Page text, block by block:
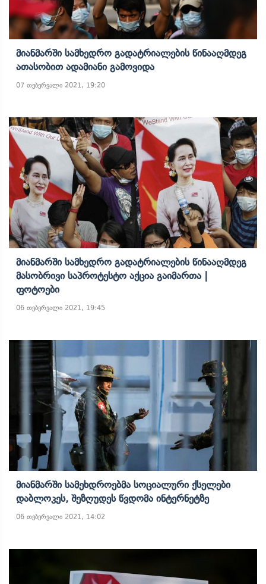
Მიანმარში Სამხედრო Გადატრიალების Წინააღმდეგ
Ათასობით Ადამიანი Გამოვიდა
07 თებერვალი 2021, 19:20
Მიანმარში Სამხედრო Გადატრიალების Წინააღმდეგ
Მასობრივი Საპროტესტო Აქცია Გაიმართა |
Ფოტოები
06 თებერვალი 2021, 19:45
Მიანმარში Სამეხდროებმა Სოციალური Ქსელები
Დაბლოკეს, Შეზღუდეს Წვდომა Ინტერნეტზე
06 თებერვალი 2021, 14:02